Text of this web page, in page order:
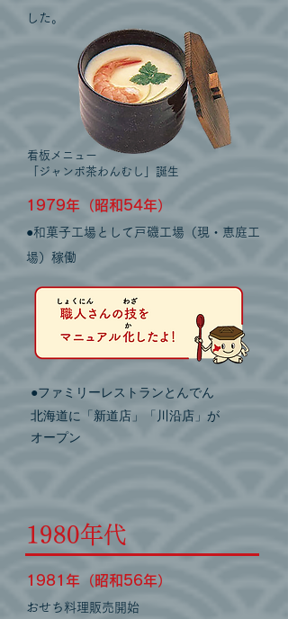
した。
看板メニュー
「ジャンボ茶わんむし」誕生
1979年（昭和54年）
●和菓子工場として戸磯工場（現・恵庭工
場）稼働
●ファミリーレストランとんでん
北海道に「新道店」「川沿店」が
オープン
1980年代
1981年（昭和56年）
おせち料理販売開始